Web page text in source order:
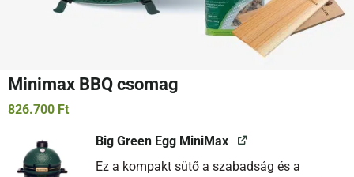
Minimax BBQ csomag
826.700 Ft
Big Green Egg MiniMax
Ez a kompakt sütő a szabadság és a